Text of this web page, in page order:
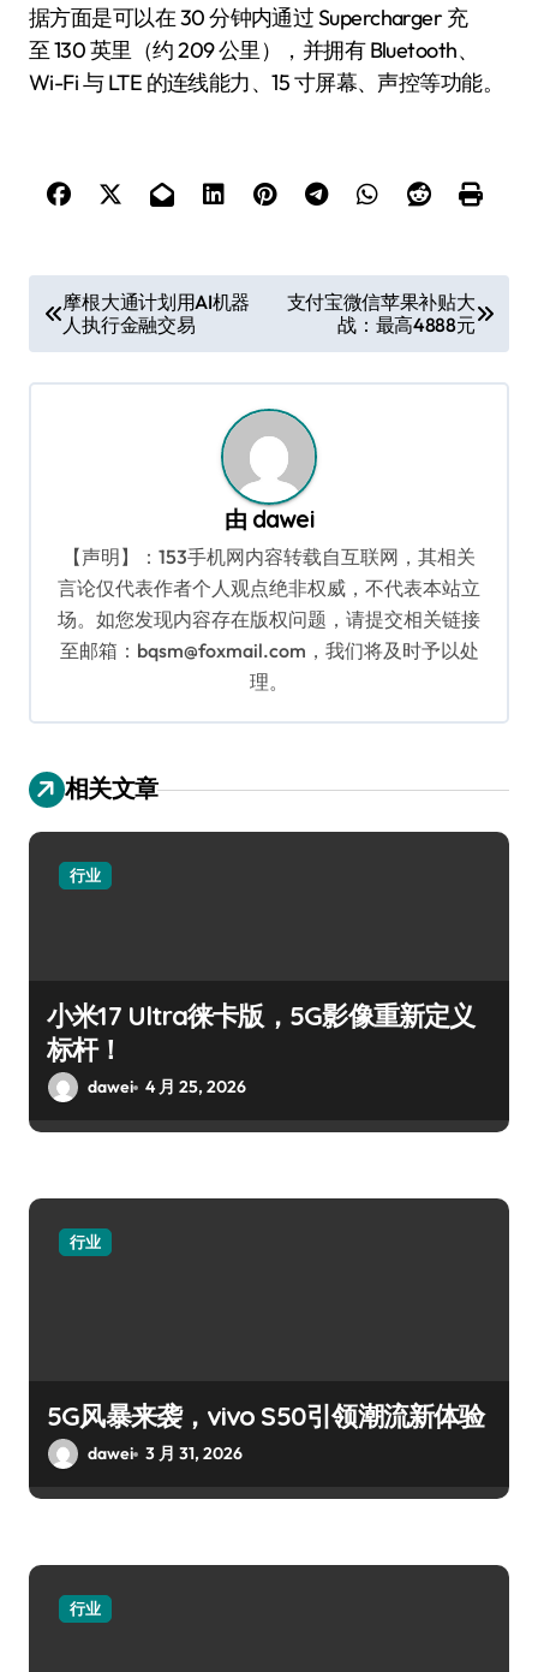
据方面是可以在 30 分钟内通过 Supercharger 充
至 130 英里（约 209 公里），并拥有 Bluetooth、
Wi-Fi 与 LTE 的连线能力、15 寸屏幕、声控等功能。
章
导
摩根大通计划用AI机器
人执行金融交易
支付宝微信苹果补贴大
战：最高4888元
由 dawei
【声明】：153手机网内容转载自互联网，其相关
言论仅代表作者个人观点绝非权威，不代表本站立
场。如您发现内容存在版权问题，请提交相关链接
至邮箱：bqsm@foxmail.com，我们将及时予以处
理。
相关文章
行业
小米17 Ultra徕卡版，5G影像重新定义
标杆！
dawei 4 月 25, 2026
行业
5G风暴来袭，vivo S50引领潮流新体验
dawei 3 月 31, 2026
行业